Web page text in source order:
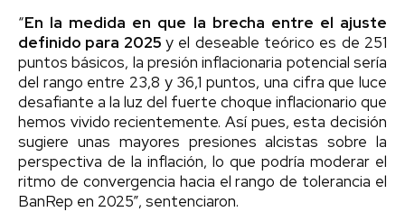
“En la medida en que la brecha entre el ajuste
definido para 2025 y el deseable teórico es de 251
puntos básicos, la presión inflacionaria potencial sería
del rango entre 23,8 y 36,1 puntos, una cifra que luce
desafiante a la luz del fuerte choque inflacionario que
hemos vivido recientemente. Así pues, esta decisión
sugiere unas mayores presiones alcistas sobre la
perspectiva de la inflación, lo que podría moderar el
ritmo de convergencia hacia el rango de tolerancia el
BanRep en 2025”, sentenciaron.